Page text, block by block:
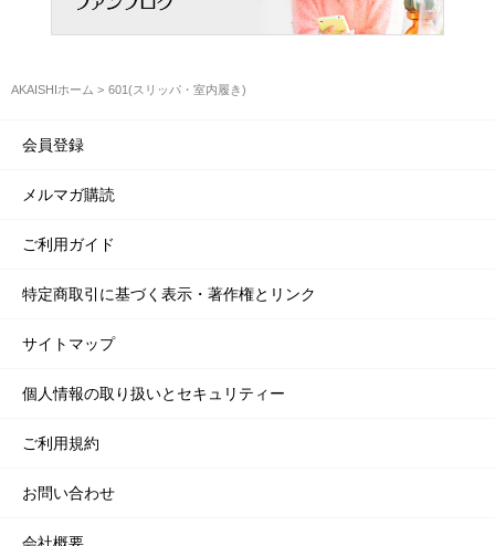
AKAISHIホーム 601(スリッパ・室内履き)
会員登録
メルマガ購読
ご利用ガイド
特定商取引に基づく表示・著作権とリンク
サイトマップ
個人情報の取り扱いとセキュリティー
ご利用規約
お問い合わせ
会社概要